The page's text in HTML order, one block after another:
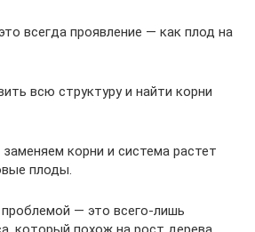
всегда проявление — как плод на
всю структуру и найти корни
корни и система растет
плоды.
— это всего-лишь